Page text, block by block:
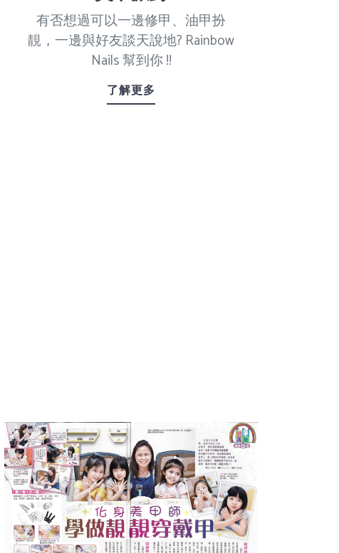
有否想過可以一邊修甲、油甲扮
靚，一邊與好友談天說地? Rainbow
Nails 幫到你 !!
了解更多